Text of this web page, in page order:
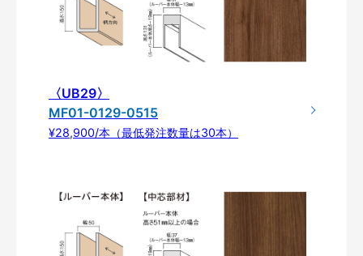
〈UB29〉
MF01-0129-0515
¥28,900/本（最低発注数量は30本）